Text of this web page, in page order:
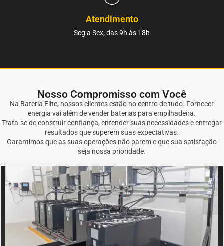
Atendimento
Seg a Sex, das 9h às 18h
Nosso Compromisso com Você
Na Bateria Elite, nossos clientes estão no centro de tudo. Fornecer
energia vai além de vender baterias para empilhadeira.
Trata-se de construir confiança, entender suas necessidades e entregar
resultados que superem suas expectativas.
Garantimos que as suas operações não parem e que sua satisfação
seja nossa prioridade.